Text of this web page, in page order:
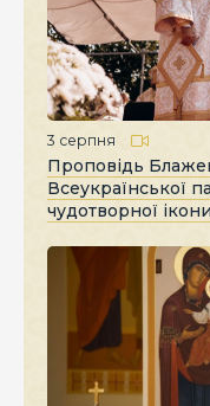
3 серпня
Проповідь
Всеукраїнської
чудотворної